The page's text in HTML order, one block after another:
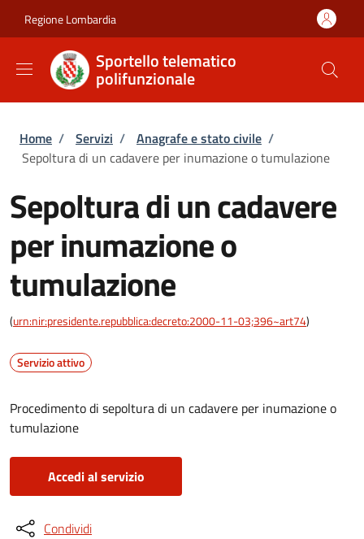
Regione Lombardia
Sportello telematico
polifunzionale
Briciole di pane
Home / Servizi / Anagrafe e stato civile /
Sepoltura di un cadavere per inumazione o tumulazione
Sepoltura di un cadavere
per inumazione o
tumulazione
(urn:nir:presidente.repubblica:decreto:2000-11-03;396~art74)
Servizio attivo
Procedimento di sepoltura di un cadavere per inumazione o
tumulazione
Accedi al servizio
Condividi